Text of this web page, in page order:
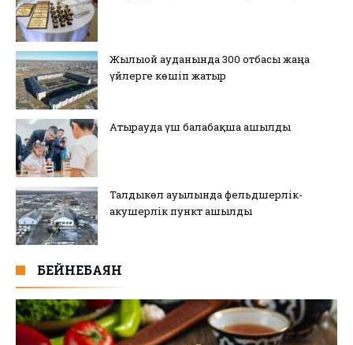
Жылыой ауданында 300 отбасы жаңа
үйлерге көшіп жатыр
Атырауда үш балабақша ашылды
Талдыкөл ауылында фельдшерлік-
акушерлік пункт ашылды
БЕЙНЕБАЯН